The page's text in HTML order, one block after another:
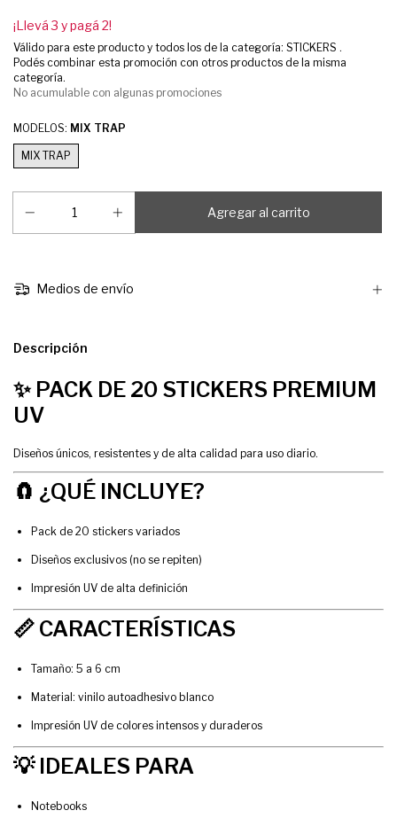
¡Llevá 3 y pagá 2!
Válido para este producto y todos los de la categoría: STICKERS .
Podés combinar esta promoción con otros productos de la misma
categoría.
No acumulable con algunas promociones
MODELOS: MIX TRAP
MIX TRAP
Medios de envío
Descripción
✨ PACK DE 20 STICKERS PREMIUM
UV
Diseños únicos, resistentes y de alta calidad para uso diario.
🧲 ¿QUÉ INCLUYE?
Pack de 20 stickers variados
Diseños exclusivos (no se repiten)
Impresión UV de alta definición
📏 CARACTERÍSTICAS
Tamaño: 5 a 6 cm
Material: vinilo autoadhesivo blanco
Impresión UV de colores intensos y duraderos
💡 IDEALES PARA
Notebooks